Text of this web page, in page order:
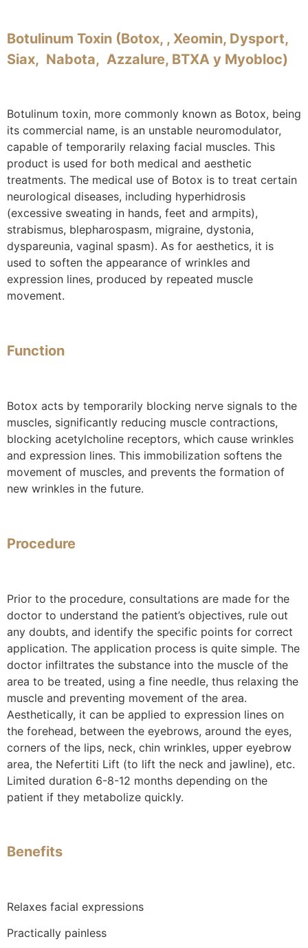
Botulinum Toxin (Botox, , Xeomin, Dysport,
Siax, Nabota, Azzalure, BTXA y Myobloc)
Botulinum toxin, more commonly known as Botox, being
its commercial name, is an unstable neuromodulator,
capable of temporarily relaxing facial muscles. This
product is used for both medical and aesthetic
treatments. The medical use of Botox is to treat certain
neurological diseases, including hyperhidrosis
(excessive sweating in hands, feet and armpits),
strabismus, blepharospasm, migraine, dystonia,
dyspareunia, vaginal spasm). As for aesthetics, it is
used to soften the appearance of wrinkles and
expression lines, produced by repeated muscle
movement.
Function
Botox acts by temporarily blocking nerve signals to the
muscles, significantly reducing muscle contractions,
blocking acetylcholine receptors, which cause wrinkles
and expression lines. This immobilization softens the
movement of muscles, and prevents the formation of
new wrinkles in the future.
Procedure
Prior to the procedure, consultations are made for the
doctor to understand the patient’s objectives, rule out
any doubts, and identify the specific points for correct
application. The application process is quite simple. The
doctor infiltrates the substance into the muscle of the
area to be treated, using a fine needle, thus relaxing the
muscle and preventing movement of the area.
Aesthetically, it can be applied to expression lines on
the forehead, between the eyebrows, around the eyes,
corners of the lips, neck, chin wrinkles, upper eyebrow
area, the Nefertiti Lift (to lift the neck and jawline), etc.
Limited duration 6-8-12 months depending on the
patient if they metabolize quickly.
Benefits
Relaxes facial expressions
Practically painless